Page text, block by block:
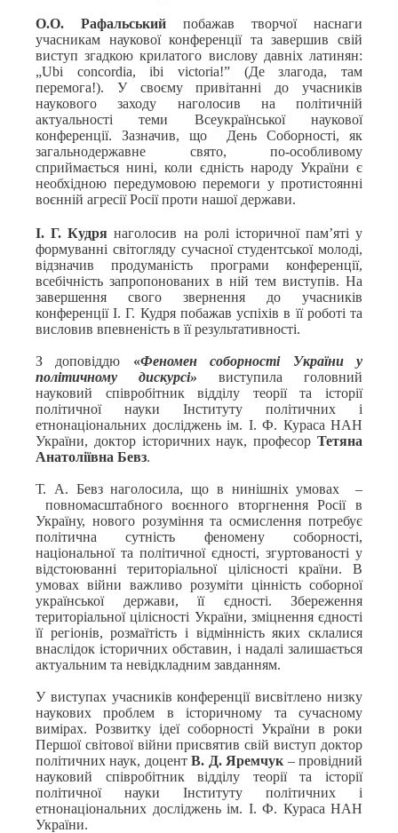
О.О. Рафальський побажав творчої наснаги
учасникам наукової конференції та завершив свій
виступ згадкою крилатого вислову давніх латинян:
„Ubi сoncordia, ibi victoria!” (Де злагода, там
перемога!). У своєму привітанні до учасників
наукового заходу наголосив на політичній
актуальності теми Всеукраїнської наукової
конференції. Зазначив, що День Соборності, як
загальнодержавне свято, по-особливому
сприймається нині, коли єдність народу України є
необхідною передумовою перемоги у протистоянні
воєнній агресії Росії проти нашої держави.
І. Г. Кудря наголосив на ролі історичної пам’яті у
формуванні світогляду сучасної студентської молоді,
відзначив продуманість програми конференції,
всебічність запропонованих в ній тем виступів. На
завершення свого звернення до учасників
конференції І. Г. Кудря побажав успіхів в її роботі та
висловив впевненість в її результативності.
З доповіддю «Феномен соборності України у
політичному дискурсі» виступила головний
науковий співробітник відділу теорії та історії
політичної науки Інституту політичних і
етнонаціональних досліджень ім. І. Ф. Кураса НАН
України, доктор історичних наук, професор Тетяна
Анатоліївна Бевз.
Т. А. Бевз наголосила, що в нинішніх умовах –
повномасштабного воєнного вторгнення Росії в
Україну, нового розуміння та осмислення потребує
політична сутність феномену соборності,
національної та політичної єдності, згуртованості у
відстоюванні територіальної цілісності країни. В
умовах війни важливо розуміти цінність соборної
української держави, її єдності. Збереження
територіальної цілісності України, зміцнення єдності
її регіонів, розмаїтість і відмінність яких склалися
внаслідок історичних обставин, і надалі залишається
актуальним та невідкладним завданням.
У виступах учасників конференції висвітлено низку
наукових проблем в історичному та сучасному
вимірах. Розвитку ідеї соборності України в роки
Першої світової війни присвятив свій виступ доктор
політичних наук, доцентВ. Д. Яремчук – провідний
науковий співробітник відділу теорії та історії
політичної науки Інституту політичних і
етнонаціональних досліджень ім. І. Ф. Кураса НАН
України.